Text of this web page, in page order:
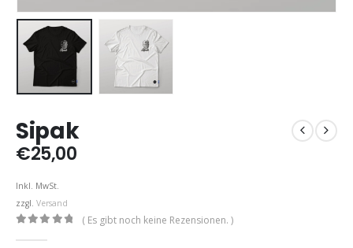
Sipak
€25,00
Inkl. MwSt.
zzgl. Versand
( Es gibt noch keine Rezensionen. )